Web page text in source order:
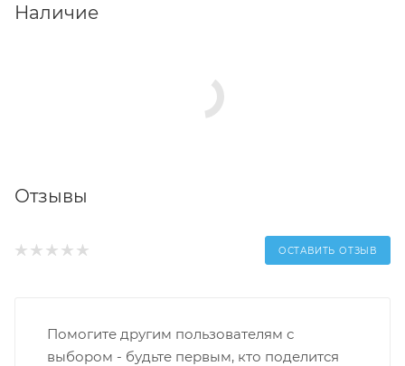
Наличие
Отзывы
ОСТАВИТЬ ОТЗЫВ
Помогите другим пользователям с
выбором - будьте первым, кто поделится